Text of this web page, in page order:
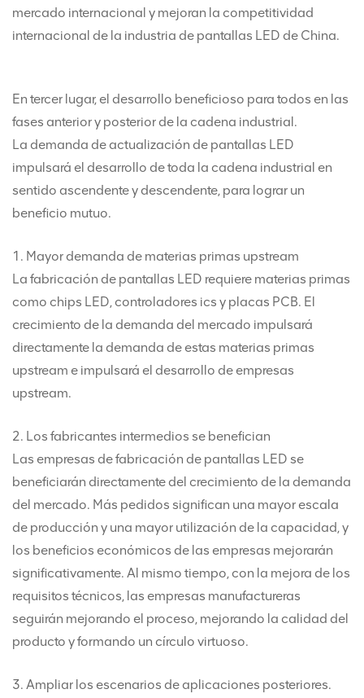
mercado internacional y mejoran la competitividad
internacional de la industria de pantallas LED de China.
En tercer lugar, el desarrollo beneficioso para todos en las
fases anterior y posterior de la cadena industrial.
La demanda de actualización de pantallas LED
impulsará el desarrollo de toda la cadena industrial en
sentido ascendente y descendente, para lograr un
beneficio mutuo.
1. Mayor demanda de materias primas upstream
La fabricación de pantallas LED requiere materias primas
como chips LED, controladores ics y placas PCB. El
crecimiento de la demanda del mercado impulsará
directamente la demanda de estas materias primas
upstream e impulsará el desarrollo de empresas
upstream.
2. Los fabricantes intermedios se benefician
Las empresas de fabricación de pantallas LED se
beneficiarán directamente del crecimiento de la demanda
del mercado. Más pedidos significan una mayor escala
de producción y una mayor utilización de la capacidad, y
los beneficios económicos de las empresas mejorarán
significativamente. Al mismo tiempo, con la mejora de los
requisitos técnicos, las empresas manufactureras
seguirán mejorando el proceso, mejorando la calidad del
producto y formando un círculo virtuoso.
3. Ampliar los escenarios de aplicaciones posteriores.